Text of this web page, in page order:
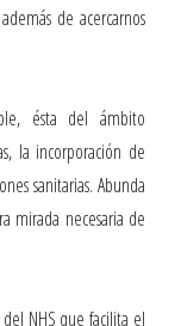
de acercarnos
ésta del ámbito
la incorporación de
sanitarias. Abunda
mirada necesaria de
NHS que facilita el